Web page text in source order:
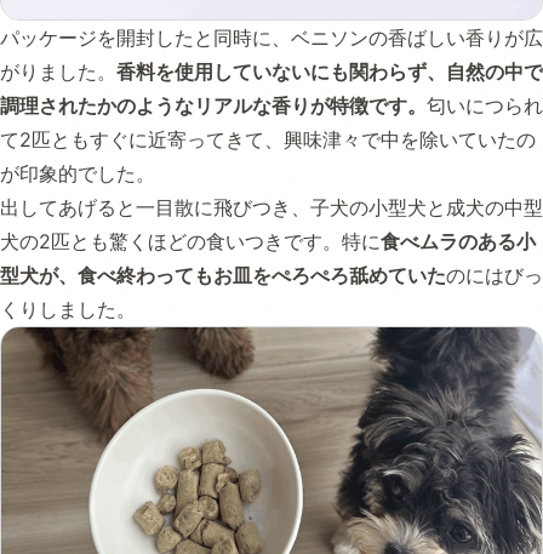
パッケージを開封したと同時に、ベニソンの香ばしい香りが広
がりました。 香料を使用していないにも関わらず、自然の中で
調理されたかのようなリアルな香りが特徴です。 匂いにつられ
て2匹ともすぐに近寄ってきて、興味津々で中を除いていたの
が印象的でした。
出してあげると一目散に飛びつき、子犬の小型犬と成犬の中型
犬の2匹とも驚くほどの食いつきです。特に食べムラのある小
型犬が、食べ終わってもお皿をぺろぺろ舐めていたのにはびっ
くりしました。